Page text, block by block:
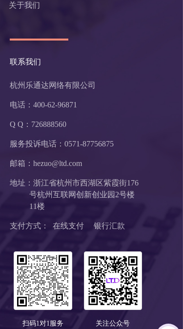
联系我们
杭州乐通达网络有限公司
电话：400-62-96871
Q Q：726888560
邮箱：hezuo@ltd.com
地址：浙江省杭州市西湖区紫霞街176
          号杭州互联网创新创业园2号楼
          11楼
支付方式：  在线支付     银行汇款
扫码1对1服务 关注公众号
关于我们
服务投诉电话： 0571-87756875